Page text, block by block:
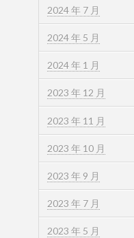
2024 年 7 月
2024 年 5 月
2024 年 1 月
2023 年 12 月
2023 年 11 月
2023 年 10 月
2023 年 9 月
2023 年 7 月
2023 年 5 月